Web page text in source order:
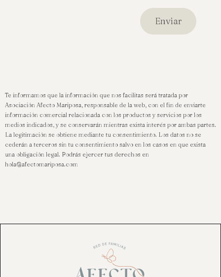
Te informamos que la información que nos facilitas será tratada por
Asociación Afecto Mariposa, responsable de la web, con el fin de enviarte
información comercial relacionada con los productos y servicios por los
medios indicados, y se conservarán mientras exista interés por ambas partes.
La legitimación se obtiene mediante tu consentimiento. Los datos no se
cederán a terceros sin tu consentimiento salvo en los casos en que exista
una obligación legal. Podrás ejercer tus derechos en
hola@afectomariposa.com